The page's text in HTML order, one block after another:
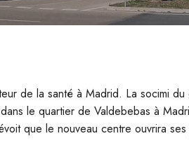
de la santé à Madrid. La socimi
dans le quartier de Valdebebas à
que le nouveau centre ouvrira